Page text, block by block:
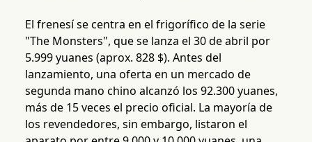
El frenesí se centra en el frigorífico de la serie
"The Monsters", que se lanza el 30 de abril por
5.999 yuanes (aprox. 828 $). Antes del
lanzamiento, una oferta en un mercado de
segunda mano chino alcanzó los 92.300 yuanes,
más de 15 veces el precio oficial. La mayoría de
los revendedores, sin embargo, listaron el